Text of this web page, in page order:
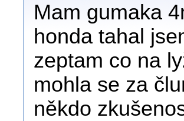
Mam gumaka
honda tahal
zeptam co na
mohla se za
někdo